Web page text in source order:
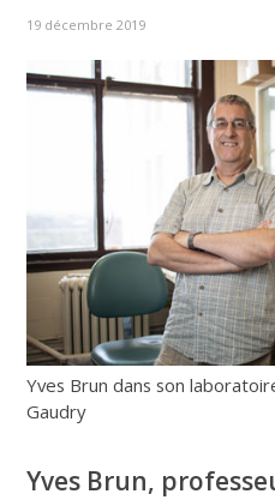
19 décembre 2019
Yves Brun dans son
Gaudry
Yves Brun,